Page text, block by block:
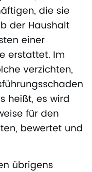
die sie
der Haushalt
einer
erstattet. Im
verzichten,
heißt, es wird
für den
bewertet und
übrigens